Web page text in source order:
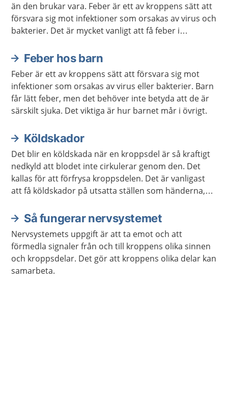
än den brukar vara. Feber är ett av kroppens sätt att
försvara sig mot infektioner som orsakas av virus och
bakterier. Det är mycket vanligt att få feber i
Feber hos barn
Feber är ett av kroppens sätt att försvara sig mot
infektioner som orsakas av virus eller bakterier. Barn
får lätt feber, men det behöver inte betyda att de är
särskilt sjuka. Det viktiga är hur barnet mår i övrigt.
Köldskador
Det blir en köldskada när en kroppsdel är så kraftigt
nedkyld att blodet inte cirkulerar genom den. Det
kallas för att förfrysa kroppsdelen. Det är vanligast
att få köldskador på utsatta ställen som händerna,
Så fungerar nervsystemet
Nervsystemets uppgift är att ta emot och att
förmedla signaler från och till kroppens olika sinnen
och kroppsdelar. Det gör att kroppens olika delar kan
samarbeta.